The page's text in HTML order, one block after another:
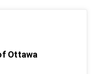
Ottawa